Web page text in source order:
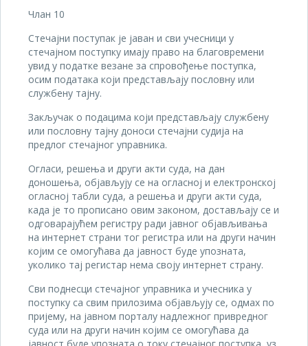
Члан 10
Стечајни поступак је јаван и сви учесници у
стечајном поступку имају право на благовремени
увид у податке везане за спровођење поступка,
осим података који представљају пословну или
службену тајну.
Закључак о подацима који представљају службену
или пословну тајну доноси стечајни судија на
предлог стечајног управника.
Огласи, решења и други акти суда, на дан
доношења, објављују се на огласној и електронској
огласној табли суда, а решења и други акти суда,
када је то прописано овим законом, достављају се и
одговарајућем регистру ради јавног објављивања
на интернет страни тог регистра или на други начин
којим се омогућава да јавност буде упозната,
уколико тај регистар нема своју интернет страну.
Сви поднесци стечајног управника и учесника у
поступку са свим прилозима објављују се, одмах по
пријему, на јавном порталу надлежног привредног
суда или на други начин којим се омогућава да